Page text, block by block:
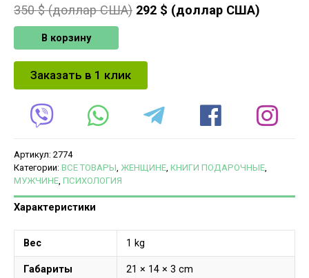
350$ (доллар США) 292 $ (доллар США)
В корзину
Заказать в 1 клик
Артикул: 2774
Категории: ВСЕ ТОВАРЫ, ЖЕНЩИНЕ, КНИГИ ПОДАРОЧНЫЕ,
МУЖЧИНЕ, ПСИХОЛОГИЯ
Характеристики
Вес 1 kg
Габариты 21 × 14 × 3 cm